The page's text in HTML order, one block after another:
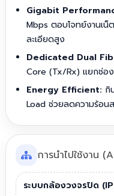
Gigabit
Mbps ตอบโจทย์งานเน็
ละเอียดสูง
Dedicated Dual
Core (Tx/Rx) แยกช่อ
Energy Efficient: กิ
Load ช่วยลดความร้อน
การนำไปใช้งาน
ระบบกล้องวงจรปิด